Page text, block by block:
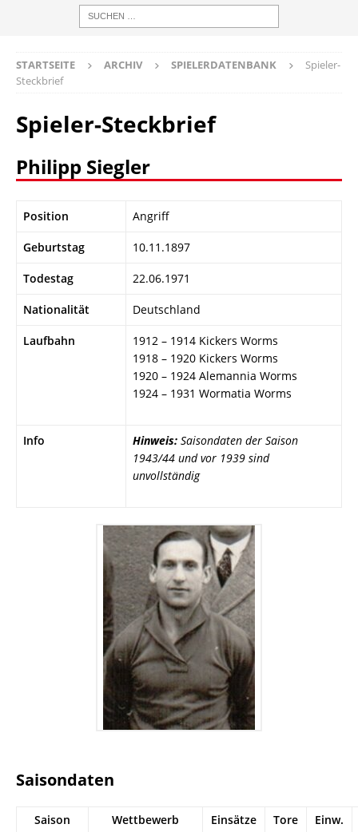
STARTSEITE ARCHIV SPIELERDATENBANK
Spieler-
Steckbrief
Spieler-Steckbrief
Philipp Siegler
Position Angriff
Geburtstag 10.11.1897
Todestag 22.06.1971
Nationalität Deutschland
Laufbahn
1912 – 1914 Kickers Worms
1918 – 1920 Kickers Worms
1920 – 1924 Alemannia Worms
1924 – 1931 Wormatia Worms
Info Hinweis: Saisondaten der Saison
1943/44 und vor 1939 sind
unvollständig
Saisondaten
Saison Wettbewerb Einsätze Tore
Einw.